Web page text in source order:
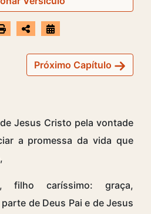
Próximo Capítulo
Jesus Cristo pela vontade
a promessa da vida que
caríssimo: graça,
de Deus Pai e de Jesus